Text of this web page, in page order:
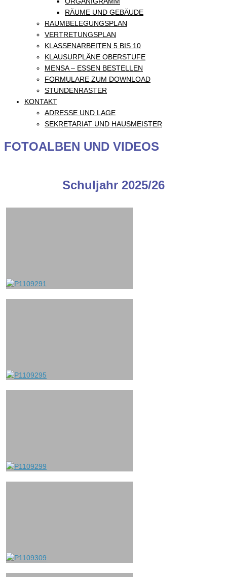
RÄUME UND GEBÄUDE
RAUMBELEGUNGSPLAN
VERTRETUNGSPLAN
KLASSENARBEITEN 5 BIS 10
KLAUSURPLÄNE OBERSTUFE
MENSA – ESSEN BESTELLEN
FORMULARE ZUM DOWNLOAD
STUNDENRASTER
KONTAKT
ADRESSE UND LAGE
SEKRETARIAT UND HAUSMEISTER
FOTOALBEN UND VIDEOS
Schuljahr 2025/26